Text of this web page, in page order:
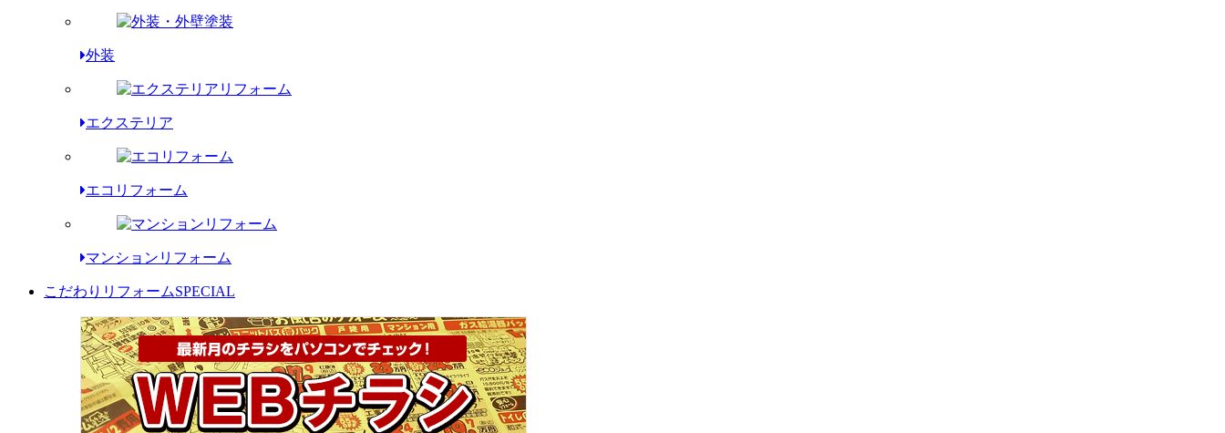
外装
エクステリア
エコリフォーム
マンションリフォーム
こだわりリフォームSPECIAL